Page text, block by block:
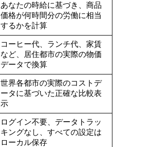
あなたの時給に基づき、商品
価格が何時間分の労働に相当
するかを計算
コーヒー代、ランチ代、家賃
など、居住都市の実際の物価
データで換算
世界各都市の実際のコストデ
ータに基づいた正確な比較表
示
ログイン不要、データトラッ
キングなし、すべての設定は
ローカル保存